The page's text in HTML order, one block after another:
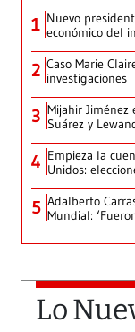
1 Nuevo
económico del
2 Caso Marie
investigaciones
3 Mijahir Jiménez
Suárez y
4 Empieza la
Unidos:
5 Adalberto
Mundial:
Lo